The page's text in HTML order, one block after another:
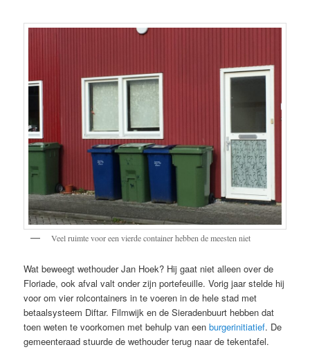
Veel ruimte voor een vierde container hebben de meesten niet
Wat beweegt wethouder Jan Hoek? Hij gaat niet alleen over de
Floriade, ook afval valt onder zijn portefeuille. Vorig jaar stelde hij
voor om vier rolcontainers in te voeren in de hele stad met
betaalsysteem Diftar. Filmwijk en de Sieradenbuurt hebben dat
toen weten te voorkomen met behulp van eenburgerinitiatief. De
gemeenteraad stuurde de wethouder terug naar de tekentafel.